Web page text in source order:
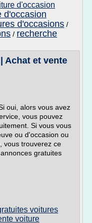
d'occasion
d'occasion
d'occasions /
/ recherche
Achat et vente
oui, alors vous avez
vous pouvez
Si vous vous
ou d'occasion ou
vous trouverez ce
gratuites
voitures
voiture